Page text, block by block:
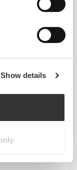
Show details